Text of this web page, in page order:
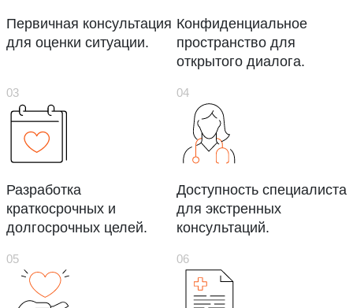
Первичная консультация
для оценки ситуации.
Конфиденциальное
пространство для
открытого диалога.
Разработка
краткосрочных и
долгосрочных целей.
Доступность специалиста
для экстренных
консультаций.